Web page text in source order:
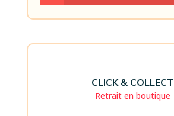
CLICK & COLLECT
Retrait en boutique